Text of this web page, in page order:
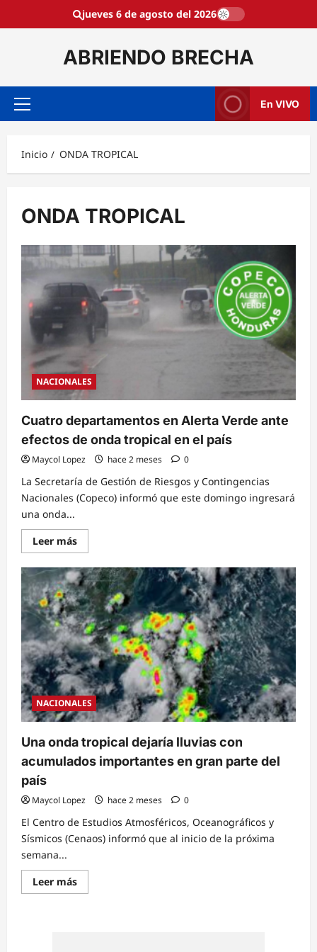
jueves 6 de agosto del 2026
ABRIENDO BRECHA
Menú
En VIVO
Inicio ONDA TROPICAL
ONDA TROPICAL
NACIONALES
Cuatro departamentos en Alerta Verde ante
efectos de onda tropical en el país
Maycol Lopez hace 2 meses 0
La Secretaría de Gestión de Riesgos y Contingencias
Nacionales (Copeco) informó que este domingo ingresará
una onda...
Leer másRead
more
Cuatro
departamentos
en
Alerta
Verde
ante
efectos
de
onda
tropical
en
el
país
NACIONALES
Una onda tropical dejaría lluvias con
acumulados importantes en gran parte del
país
Maycol Lopez hace 2 meses 0
El Centro de Estudios Atmosféricos, Oceanográficos y
Sísmicos (Cenaos) informó que al inicio de la próxima
semana...
Leer másRead
more